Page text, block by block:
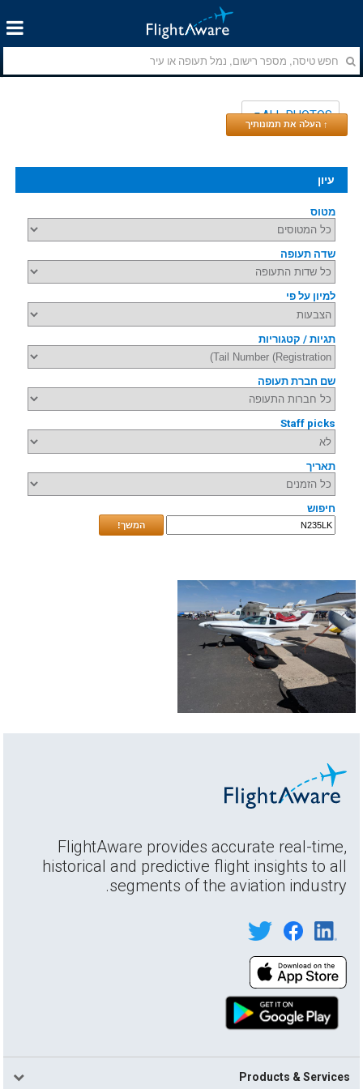
ALL PHOTOS
↑ העלה את תמונותיך
עיון
מטוס
שדה תעופה
למיון על פי
תגיות / קטגוריות
שם חברת תעופה
Staff picks
תאריך
חיפוש
המשך!
FlightAware provides accurate real-time,
historical and predictive flight insights to all
segments of the aviation industry.
Products & Services